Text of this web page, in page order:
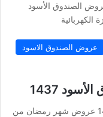
الصندوق الأسود
الكهربائية
عروض الصندوق الاسود
1437
عروض شهر رمضان من الصندوق الأسود 1437 عروض شهر رمضان من